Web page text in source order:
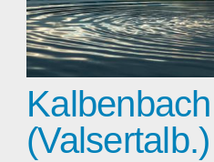
Kalbenbach
(Valsertalb.)